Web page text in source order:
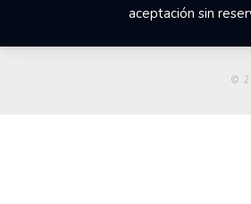
aceptación sin
©